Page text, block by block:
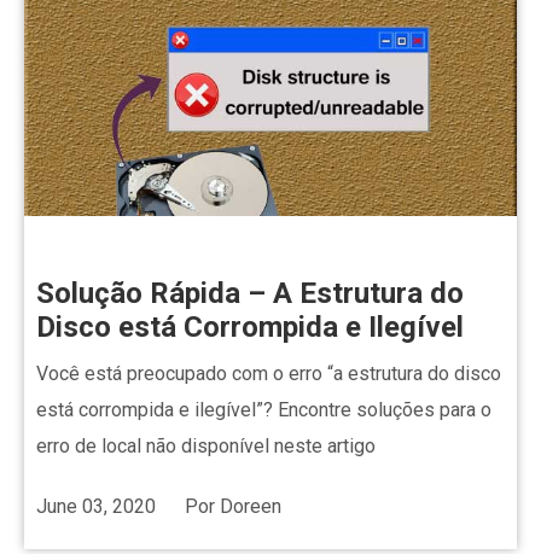
Solução Rápida – A Estrutura do
Disco está Corrompida e Ilegível
Você está preocupado com o erro “a estrutura do disco
está corrompida e ilegível”? Encontre soluções para o
erro de local não disponível neste artigo
June 03, 2020 Por Doreen